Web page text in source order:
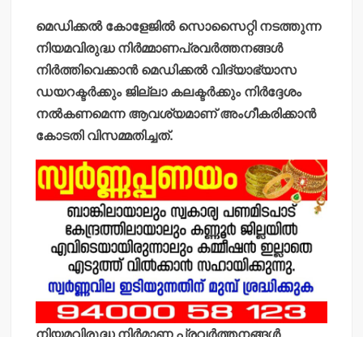
മെഡിക്കല്‍ കോളേജില്‍ സൊസൈറ്റി നടത്തുന്ന
നിയമവിരുദ്ധ നിര്‍മ്മാണപ്രവര്‍ത്തനങ്ങള്‍
നിര്‍ത്തിവെക്കാന്‍ മെഡിക്കല്‍ വിദ്യാഭ്യാസ
ഡയറക്ടര്‍ക്കും ജില്ലാ കലക്ടര്‍ക്കും നിര്‍ദ്ദേശം
നല്‍കണമെന്ന ആവശ്യമാണ് അംഗീകരിക്കാന്‍
കോടതി വിസമ്മതിച്ചത്.
നിയമവിരുദ്ധ നിര്‍മാണ പ്രവര്‍ത്തനങ്ങള്‍